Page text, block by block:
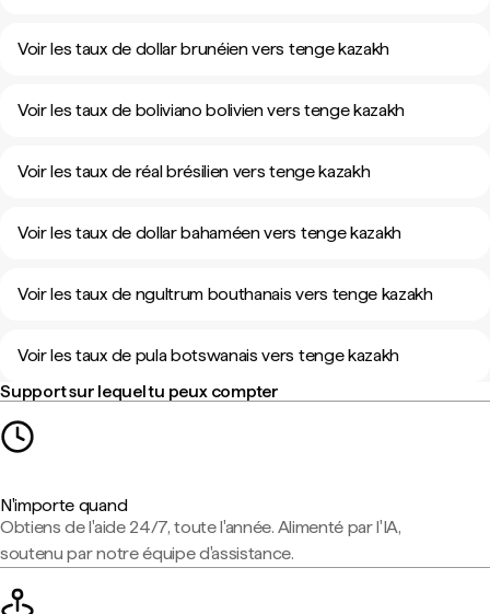
Voir les taux de dollar brunéien vers tenge kazakh
Voir les taux de boliviano bolivien vers tenge kazakh
Voir les taux de réal brésilien vers tenge kazakh
Voir les taux de dollar bahaméen vers tenge kazakh
Voir les taux de ngultrum bouthanais vers tenge kazakh
Voir les taux de pula botswanais vers tenge kazakh
Support sur lequel tu peux compter
N'importe quand
Obtiens de l'aide 24/7, toute l'année. Alimenté par l'IA,
soutenu par notre équipe d'assistance.